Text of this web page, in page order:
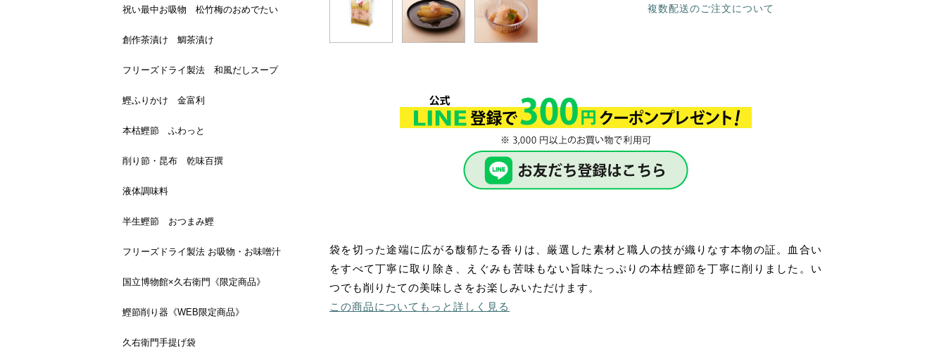
祝い最中お吸物 松竹梅のおめでたい
創作茶漬け 鯛茶漬け
フリーズドライ製法 和風だしスープ
鰹ふりかけ 金富利
本枯鰹節 ふわっと
削り節・昆布 乾味百撰
液体調味料
半生鰹節 おつまみ鰹
フリーズドライ製法 お吸物・お味噌汁
国立博物館×久右衛門《限定商品》
鰹節削り器《WEB限定商品》
久右衛門手提げ袋
複数配送のご注文について
袋を切った途端に広がる馥郁たる香りは、厳選した素材と職人の技が織りなす本物の証。血合い
をすべて丁寧に取り除き、えぐみも苦味もない旨味たっぷりの本枯鰹節を丁寧に削りました。い
つでも削りたての美味しさをお楽しみいただけます。
この商品についてもっと詳しく見る